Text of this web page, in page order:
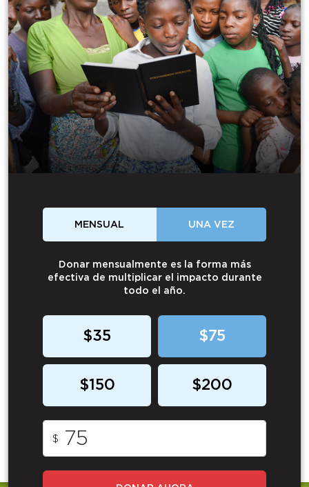
MENSUAL UNA VEZ
Donar mensualmente es la forma más
efectiva de multiplicar el impacto durante
todo el año.
$35 $75
$150 $200
$